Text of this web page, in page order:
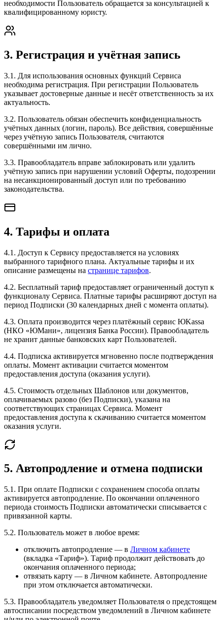
необходимости Пользователь обращается за консультацией к
квалифицированному юристу.
3. Регистрация и учётная запись
3.1. Для использования основных функций Сервиса
необходима регистрация. При регистрации Пользователь
указывает достоверные данные и несёт ответственность за их
актуальность.
3.2. Пользователь обязан обеспечить конфиденциальность
учётных данных (логин, пароль). Все действия, совершённые
через учётную запись Пользователя, считаются
совершёнными им лично.
3.3. Правообладатель вправе заблокировать или удалить
учётную запись при нарушении условий Оферты, подозрении
на несанкционированный доступ или по требованию
законодательства.
4. Тарифы и оплата
4.1. Доступ к Сервису предоставляется на условиях
выбранного тарифного плана. Актуальные тарифы и их
описание размещены на странице тарифов.
4.2. Бесплатный тариф предоставляет ограниченный доступ к
функционалу Сервиса. Платные тарифы расширяют доступ на
период Подписки (30 календарных дней с момента оплаты).
4.3. Оплата производится через платёжный сервис ЮKassa
(НКО «ЮМани», лицензия Банка России). Правообладатель
не хранит данные банковских карт Пользователей.
4.4. Подписка активируется мгновенно после подтверждения
оплаты. Момент активации считается моментом
предоставления доступа (оказания услуги).
4.5. Стоимость отдельных Шаблонов или документов,
оплачиваемых разово (без Подписки), указана на
соответствующих страницах Сервиса. Момент
предоставления доступа к скачиванию считается моментом
оказания услуги.
5. Автопродление и отмена подписки
5.1. При оплате Подписки с сохранением способа оплаты
активируется автопродление. По окончании оплаченного
периода стоимость Подписки автоматически списывается с
привязанной карты.
5.2. Пользователь может в любое время:
отключить автопродление — в Личном кабинете
(вкладка «Тариф»). Тариф продолжит действовать до
окончания оплаченного периода;
отвязать карту — в Личном кабинете. Автопродление
при этом отключается автоматически.
5.3. Правообладатель уведомляет Пользователя о предстоящем
автосписании посредством уведомлений в Личном кабинете